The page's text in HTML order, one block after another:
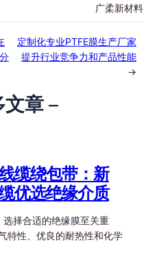
广柔新材料
定制化专业PTFE膜生产厂家
提升行业竞争力和产品性能
→
文章 –
缆绕包带：新
优选绝缘介质
择合适的绝缘膜至关重
特性、优良的耐热性和化学